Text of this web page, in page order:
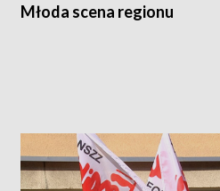
Młoda scena regionu